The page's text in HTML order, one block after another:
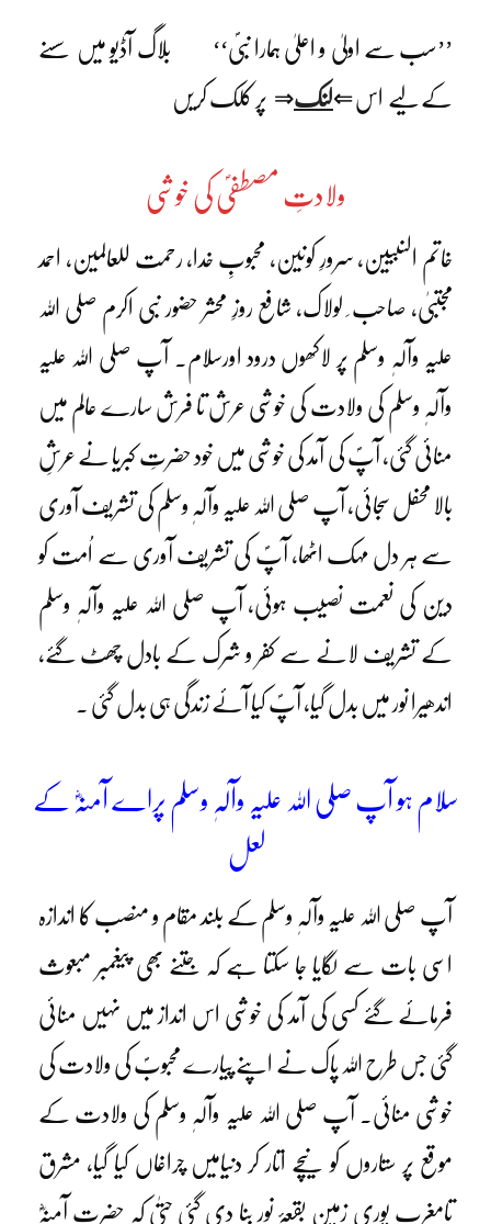
’’سب سے اولیٰ و اعلیٰ ہمارا نبیؐ‘‘ بلاگ آڈیو میں سسنے
کے لیے اس ⇐لنک⇒ پر کلک کریں
ولادتِ مصطفیؐ کی خوشی
خاتم النبیین، سرورِ کونین، محبوبِ خدا، رحمت للعالمین، احمد
مجتبیٰ، صاحب ِ لولاک، شافع روزِ محشر حضور نبی اکرم صلی اللہ
علیہ وآلہٖ وسلم پر لاکھوں درود اورسلام۔ آپ صلی اللہ علیہ
وآلہٖ وسلم کی ولادت کی خوشی عرش تا فرش سارے عالم میں
منائی گئی، آپؐ کی آمد کی خوشی میں خود حضرتِ کبریا نے عرشِ
بالا محفل سجائی، آپ صلی اللہ علیہ وآلہٖ وسلم کی تشریف آوری
سے ہر دل مہک اٹھا، آپؐ کی تشریف آوری سے اُمت کو
دین کی نعمت نصیب ہوئی، آپ صلی اللہ علیہ وآلہٖ وسلم
کے تشریف لانے سے کفر و شرک کے بادل چھٹ گئے،
اندھیرا نور میں بدل گیا، آپؐ کیا آئے زندگی ہی بدل گئی ۔
سلام ہو آپ صلی اللہ علیہ وآلہٖ وسلم پراے آمنہؓ کے
لعل
آپ صلی اللہ علیہ وآلہٖ وسلم کے بلند مقام و منصب کا اندازہ
اسی بات سے لگایا جا سکتا ہے کہ جتنے بھی پیغمبر مبعوث
فرمائے گئے کسی کی آمد کی خوشی اس انداز میں نہیں منائی
گئی جس طرح اللہ پاک نے اپنے پیارے محبوبؐ کی ولادت کی
خوشی منائی۔ آپ صلی اللہ علیہ وآلہٖ وسلم کی ولادت کے
موقع پر ستاروں کو نیچے اتار کر دنیامیں چراغاں کیا گیا، مشرق
تامغرب پوری زمین بقعۂ نور بنا دی گئی حتیٰ کہ حضرت آمنہؓ